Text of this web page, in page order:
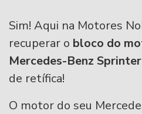
Sim! Aqui na Motores
recuperar o bloco do
Mercedes-Benz Sprinter
de retífica!
O motor do seu